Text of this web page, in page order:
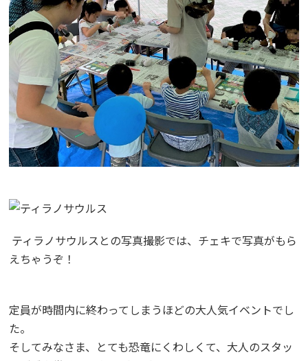
ティラノサウルスとの写真撮影では、チェキで写真がもら
えちゃうぞ！
定員が時間内に終わってしまうほどの大人気イベントでし
た。
そしてみなさま、とても恐竜にくわしくて、大人のスタッ